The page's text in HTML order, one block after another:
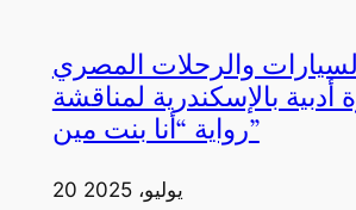
والرحلات المصري
أدبية بالإسكندرية لمناقشة
رواية “أنا بنت مين”
20 يوليو، 2025